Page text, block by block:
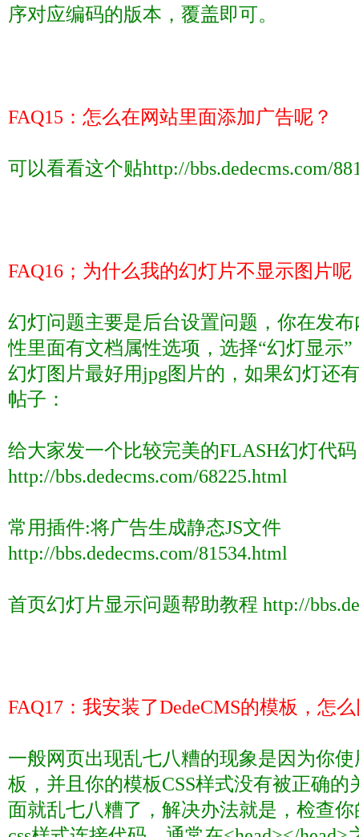
序对应编码的版本，覆盖即可。
FAQ15 ：怎么在网站里面添加广告呢？
可以看看这个贴http://bbs.dedecms.com/
FAQ16 ；为什么我的幻灯片不显示图片
幻灯问题主要是后台设置问题，你在发
性里面有文档属性选项，选择“幻灯显示
幻灯图片最好用jpg图片的，如果幻灯还
帖子：
给大家发一个比较完美的FLASH幻灯代码
http://bbs.dedecms.com/68225.html
常用插件:将广告生成静态JS文件
http://bbs.dedecms.com/81534.html
首页幻灯片显示问题帮助教程 http://
FAQ17 ：我安装了DedeCMS的模板，怎
一般网页出现乱七八糟的现象是因为你使
板，并且你的模板CSS样式没有被正确的
面就乱七八糟了，解决办法就是，检查